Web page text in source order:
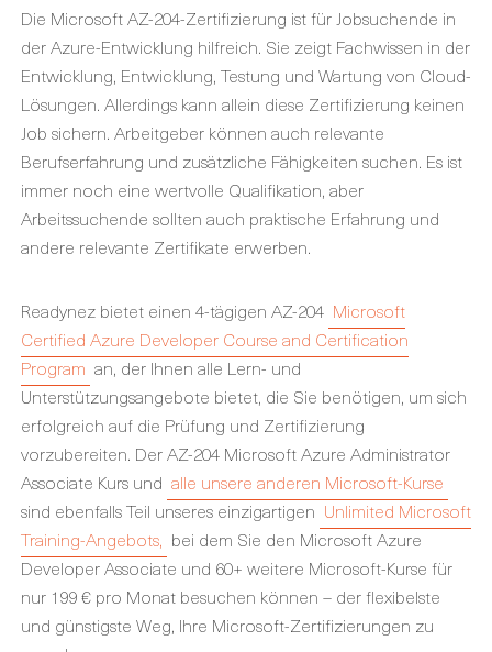
Die Microsoft AZ-204-Zertifizierung ist für Jobsuchende in
der Azure-Entwicklung hilfreich. Sie zeigt Fachwissen in der
Entwicklung, Entwicklung, Testung und Wartung von Cloud-
Lösungen. Allerdings kann allein diese Zertifizierung keinen
Job sichern. Arbeitgeber können auch relevante
Berufserfahrung und zusätzliche Fähigkeiten suchen. Es ist
immer noch eine wertvolle Qualifikation, aber
Arbeitssuchende sollten auch praktische Erfahrung und
andere relevante Zertifikate erwerben.
Readynez bietet einen 4-tägigen AZ-204 Microsoft
Certified Azure Developer Course and Certification
Program an, der Ihnen alle Lern- und
Unterstützungsangebote bietet, die Sie benötigen, um sich
erfolgreich auf die Prüfung und Zertifizierung
vorzubereiten. Der AZ-204 Microsoft Azure Administrator
Associate Kurs und alle unsere anderen Microsoft-Kurse
sind ebenfalls Teil unseres einzigartigen Unlimited Microsoft
Training-Angebots, bei dem Sie den Microsoft Azure
Developer Associate und 60+ weitere Microsoft-Kurse für
nur 199 € pro Monat besuchen können – der flexibelste
und günstigste Weg, Ihre Microsoft-Zertifizierungen zu